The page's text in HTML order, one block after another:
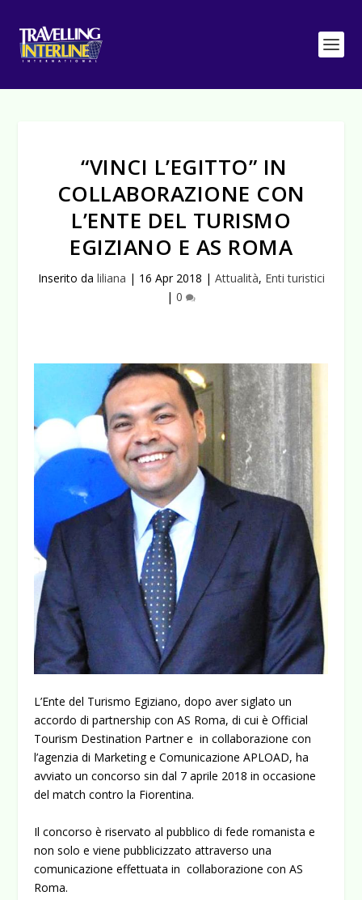
“VINCI L’EGITTO” IN
COLLABORAZIONE CON
L’ENTE DEL TURISMO
EGIZIANO E AS ROMA
Inserito da liliana | 16 Apr 2018 | Attualità, Enti turistici
| 0
L’Ente del Turismo Egiziano, dopo aver siglato un
accordo di partnership con AS Roma, di cui è Official
Tourism Destination Partner e in collaborazione con
l’agenzia di Marketing e Comunicazione APLOAD, ha
avviato un concorso sin dal 7 aprile 2018 in occasione
del match contro la Fiorentina.
Il concorso è riservato al pubblico di fede romanista e
non solo e viene pubblicizzato attraverso una
comunicazione effettuata in collaborazione con AS
Roma.